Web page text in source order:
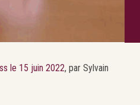
le 15 juin 2022, par Sylvain